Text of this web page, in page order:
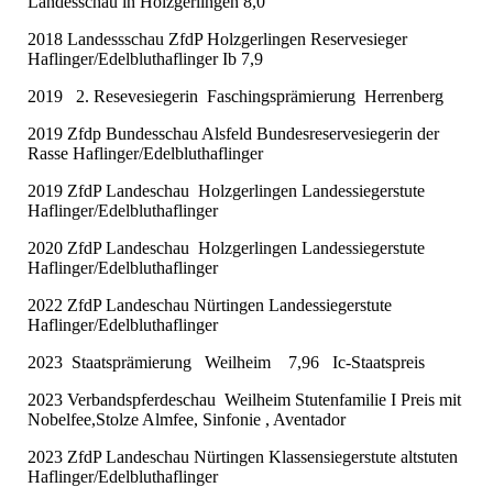
2018 Landessschau ZfdP Holzgerlingen Reservesieger
Haflinger/Edelbluthaflinger Ib 7,9
2019 2. Resevesiegerin Faschingsprämierung Herrenberg
2019 Zfdp Bundesschau Alsfeld Bundesreservesiegerin der
Rasse Haflinger/Edelbluthaflinger
2019 ZfdP Landeschau Holzgerlingen Landessiegerstute
Haflinger/Edelbluthaflinger
2020 ZfdP Landeschau Holzgerlingen Landessiegerstute
Haflinger/Edelbluthaflinger
2022 ZfdP Landeschau Nürtingen Landessiegerstute
Haflinger/Edelbluthaflinger
2023 Staatsprämierung Weilheim 7,96 Ic-Staatspreis
2023 Verbandspferdeschau Weilheim Stutenfamilie I Preis mit
Nobelfee,Stolze Almfee, Sinfonie , Aventador
2023 ZfdP Landeschau Nürtingen Klassensiegerstute altstuten
Haflinger/Edelbluthaflinger